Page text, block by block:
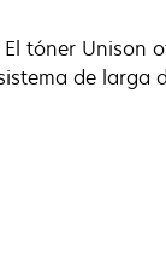
El tóner Unison
de larga